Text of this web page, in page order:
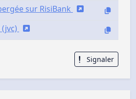
sur RisiBank
Signaler